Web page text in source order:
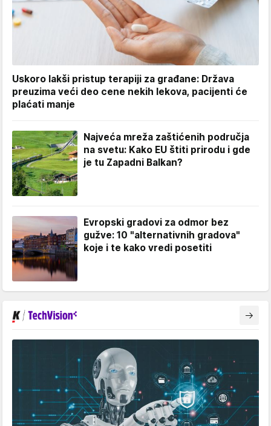
Uskoro lakši pristup terapiji za građane: Država
preuzima veći deo cene nekih lekova, pacijenti će
plaćati manje
Najveća mreža zaštićenih područja
na svetu: Kako EU štiti prirodu i gde
je tu Zapadni Balkan?
Evropski gradovi za odmor bez
gužve: 10 "alternativnih gradova"
koje i te kako vredi posetiti